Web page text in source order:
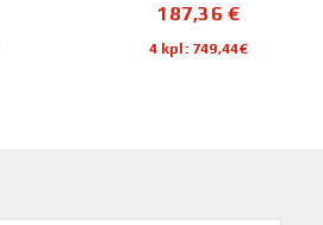
187,36€
4 kpl: 749,44€